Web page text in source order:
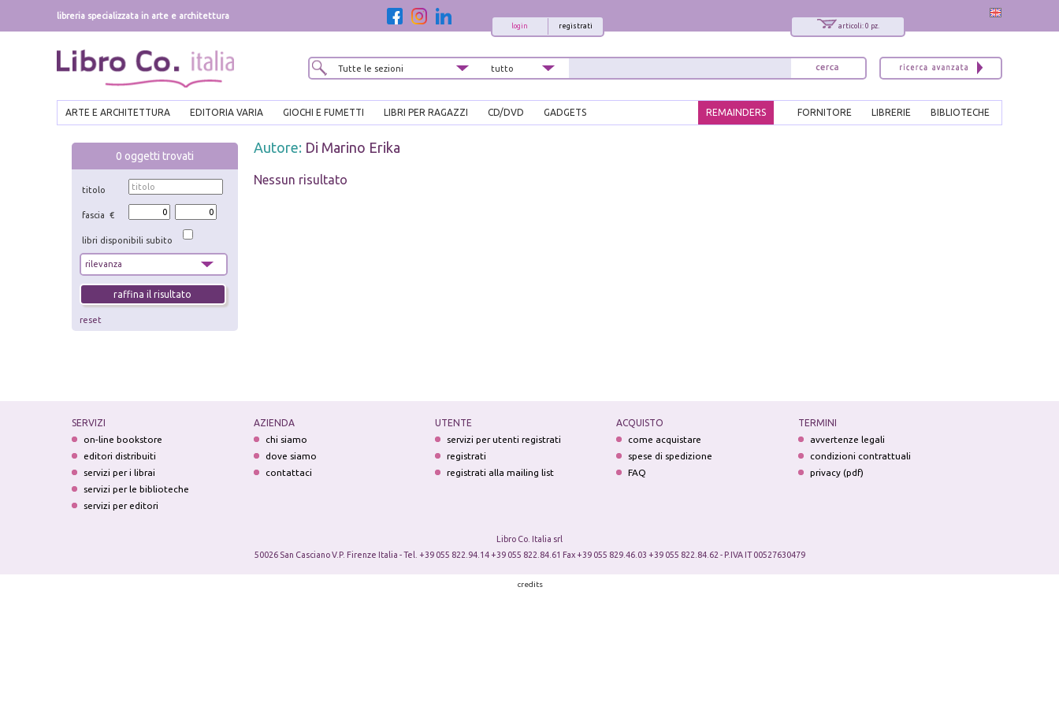
libreria specializzata in arte e architettura
articoli: 0 pz.
registrati
login
ARTE E ARCHITETTURA EDITORIA VARIA GIOCHI E FUMETTI LIBRI PER RAGAZZI CD/DVD GADGETS BIBLIOTECHE
LIBRERIE
FORNITORE
REMAINDERS
0 oggetti trovati
titolo
fascia €
libri disponibili subito
reset
Autore: Di Marino Erika
Nessun risultato
SERVIZI
on-line bookstore
editori distribuiti
servizi per i librai
servizi per le biblioteche
servizi per editori
AZIENDA
chi siamo
dove siamo
contattaci
UTENTE
servizi per utenti registrati
registrati
registrati alla mailing list
ACQUISTO
come acquistare
spese di spedizione
FAQ
TERMINI
avvertenze legali
condizioni contrattuali
privacy (pdf)
Libro Co. Italia srl
50026 San Casciano V.P. Firenze Italia - Tel. +39 055 822.94.14 +39 055 822.84.61 Fax +39 055 829.46.03 +39 055 822.84.62 - P.IVA IT 00527630479
credits